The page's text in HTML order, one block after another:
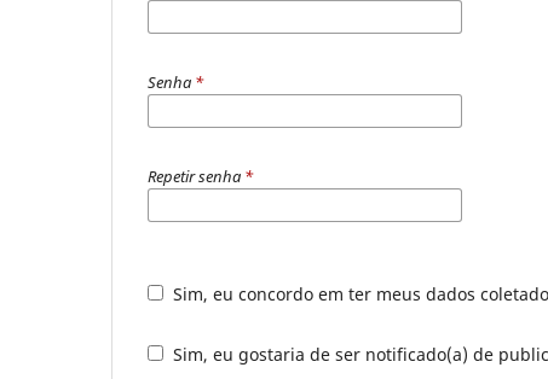
Senha *
Repetir senha *
Sim, eu concordo em ter meus dados
Sim, eu gostaria de ser notificado(a) de